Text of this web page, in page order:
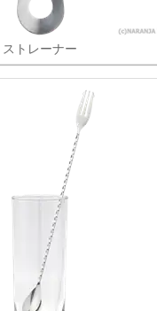
ストレーナー